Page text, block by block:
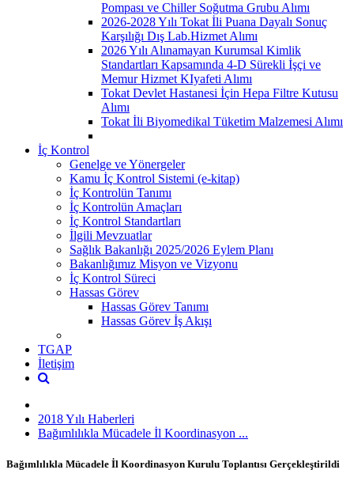
Pompası ve Chiller Soğutma Grubu Alımı
2026-2028 Yılı Tokat İli Puana Dayalı Sonuç
Karşılığı Dış Lab.Hizmet Alımı
2026 Yılı Alınamayan Kurumsal Kimlik
Standartları Kapsamında 4-D Sürekli İşçi ve
Memur Hizmet KIyafeti Alımı
Tokat Devlet Hastanesi İçin Hepa Filtre Kutusu
Alımı
Tokat İli Biyomedikal Tüketim Malzemesi Alımı
İç Kontrol
Genelge ve Yönergeler
Kamu İç Kontrol Sistemi (e-kitap)
İç Kontrolün Tanımı
İç Kontrolün Amaçları
İç Kontrol Standartları
İlgili Mevzuatlar
Sağlık Bakanlığı 2025/2026 Eylem Planı
Bakanlığımız Misyon ve Vizyonu
İç Kontrol Süreci
Hassas Görev
Hassas Görev Tanımı
Hassas Görev İş Akışı
TGAP
İletişim
2018 Yılı Haberleri
Bağımlılıkla Mücadele İl Koordinasyon ...
Bağımlılıkla Mücadele İl Koordinasyon Kurulu Toplantısı Gerçekleştirildi